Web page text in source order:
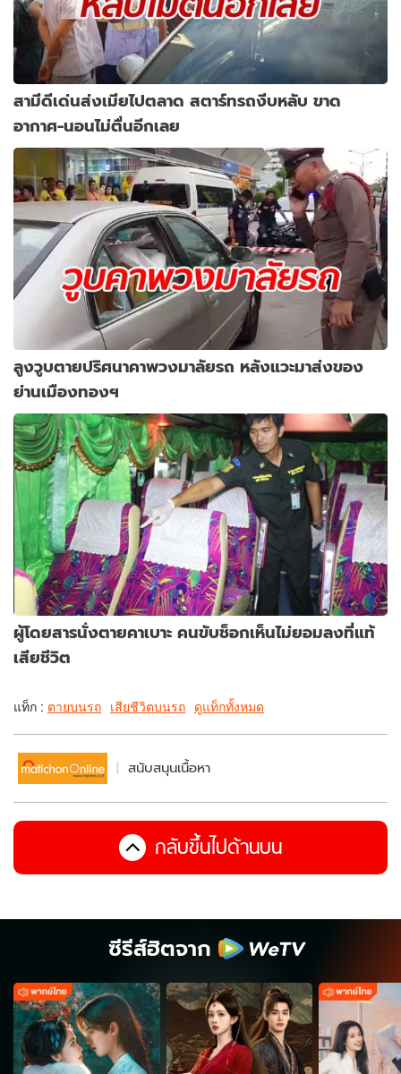
สามีดีเด่นส่งเมียไปตลาด สตาร์ทรถงีบหลับ ขาด
อากาศ-นอนไม่ตื่นอีกเลย
ลูงวูบตายปริศนาคาพวงมาลัยรถ หลังแวะมาส่งของ
ย่านเมืองทองฯ
ผู้โดยสารนั่งตายคาเบาะ คนขับช็อกเห็นไม่ยอมลงที่แท้
เสียชีวิต
แท็ก : ตายบนรถ เสียชีวิตบนรถ ดูแท็กทั้งหมด
สนับสนุนเนื้อหา
กลับขึ้นไปด้านบน
ซีรีส์ฮิตจาก